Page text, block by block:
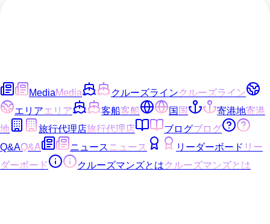
MediaMedia クルーズラインクルーズライン
エリアエリア 客船客船 国国 寄港地寄港
地
旅行代理店旅行代理店 ブログブログ
Q&AQ&A ニュース ニュース リーダーボード リー
ダーボード
クルーズマンズとはクルーズマンズとは